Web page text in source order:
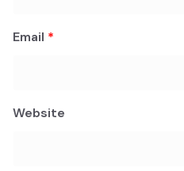
Email *
Website